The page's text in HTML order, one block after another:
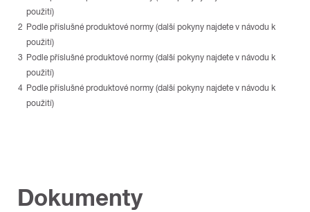
použití)
Podle příslušné produktové normy (další pokyny najdete v návodu k
použití)
Podle příslušné produktové normy (další pokyny najdete v návodu k
použití)
Podle příslušné produktové normy (další pokyny najdete v návodu k
použití)
Dokumenty